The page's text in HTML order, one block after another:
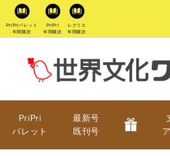
PriPriパレット
年間購読
PriPri
年間購読
レクリエ
年間購読
PriPri
パレット
最新号
既刊号